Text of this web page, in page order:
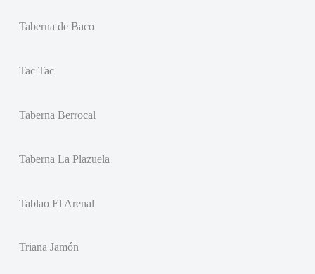
Taberna de Baco
Tac Tac
Taberna Berrocal
Taberna La Plazuela
Tablao El Arenal
Triana Jamón